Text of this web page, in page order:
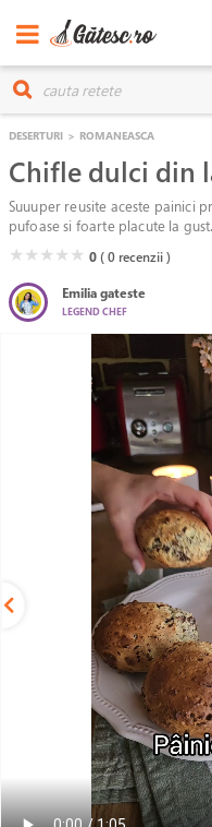
DESERTURI > ROMANEASCA
Chifle dulci din
Suuuper reusite aceste painici
pufoase si foarte placute la gust.
( )
★( )
★( )
★( )
★( )
★ 0( 0 recenzii )
Emilia gateste
LEGEND CHEF